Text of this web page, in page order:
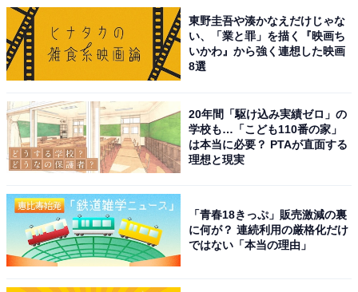
素晴らしい
東野圭吾や湊かなえだけじゃな
い、「業と罪」を描く『映画ち
いかわ』から強く連想した映画
8選
20年間「駆け込み実績ゼロ」の
学校も…「こども110番の家」
は本当に必要？ PTAが直面する
理想と現実
「青春18きっぷ」販売激減の裏
に何が？ 連続利用の厳格化だけ
ではない「本当の理由」